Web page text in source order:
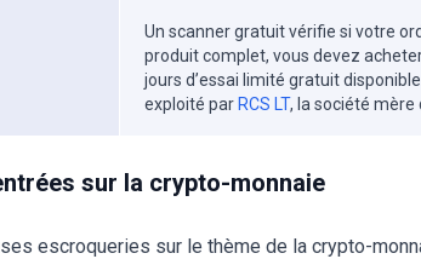
Un scanner gratuit vérifie si votre
produit complet, vous devez
jours d’essai limité gratuit
exploité par RCS LT, la société mère
sur la crypto-monnaie
escroqueries sur le thème de la crypto-